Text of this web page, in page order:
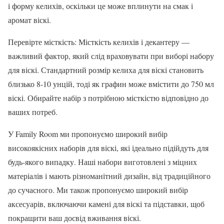
і форму келихів, оскільки це може вплинути на смак і
аромат віскі.
Перевірте місткість: Місткість келихів і декантеру —
важливий фактор, який слід враховувати при виборі набору
для віскі. Стандартний розмір келиха для віскі становить
близько 8-10 унцій, тоді як графин може вмістити до 750 мл
віскі. Обирайте набір з потрібною місткістю відповідно до
ваших потреб.
У Family Room ми пропонуємо широкий вибір
високоякісних наборів для віскі, які ідеально підійдуть для
будь-якого випадку. Наші набори виготовлені з міцних
матеріалів і мають різноманітний дизайн, від традиційного
до сучасного. Ми також пропонуємо широкий вибір
аксесуарів, включаючи камені для віскі та підставки, щоб
покращити ваш досвід вживання віскі.